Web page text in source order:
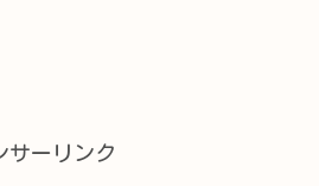
サーリンク